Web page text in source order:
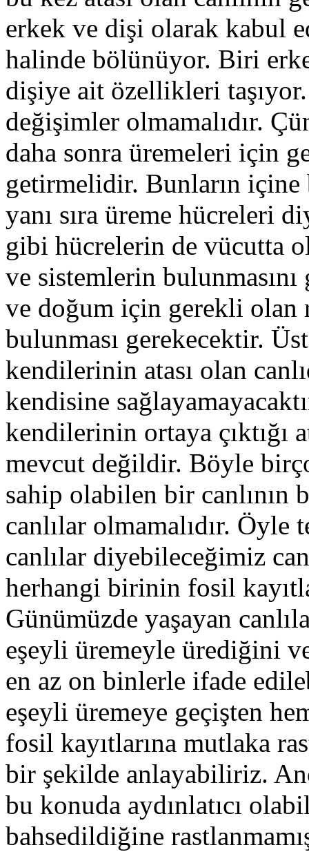
erkek ve dişi olarak kabul
halinde bölünüyor. Biri
dişiye ait özellikleri
değişimler olmamalıdır.
daha sonra üremeleri için
getirmelidir. Bunların içine
yanı sıra üreme hücreleri
gibi hücrelerin de vücutta
ve sistemlerin
ve doğum için gerekli olan
bulunması gerekecektir.
kendilerinin atası olan
kendisine
kendilerinin ortaya çıktığı
mevcut değildir. Böyle
sahip olabilen bir canlının
canlılar olmamalıdır.
canlılar diyebileceğimiz
herhangi birinin fosil
Günümüzde yaşayan
eşeyli üremeyle ürediğini
en az on binlerle ifade
eşeyli üremeye geçişten
fosil kayıtlarına mutlaka
bir şekilde anlayabiliriz.
bu konuda aydınlatıcı
bahsedildiğine